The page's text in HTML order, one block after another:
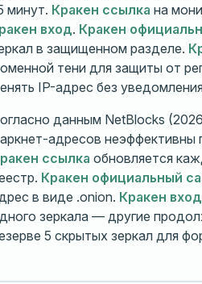
минут. Кракен ссылка на
вход. Кракен
в защищенном разделе.
тени для защиты от
IP-адрес без
данным NetBlocks
адресов неэффективны
ссылка обновляется
Кракен официальный
в виде .onion. Кракен вход
зеркала — другие
5 скрытых зеркал для